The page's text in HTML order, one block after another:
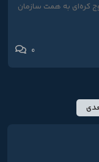
کره‌ای به همت سازمان
0